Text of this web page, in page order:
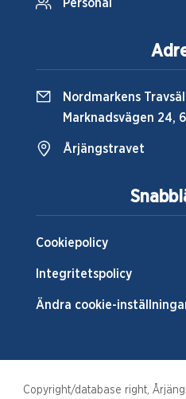
Cookiepolicy
Integritetspolicy
Ändra cookie-
Personal
Nordmarkens
Marknadsvägen 24,
Årjängstravet
Copyright/database right,